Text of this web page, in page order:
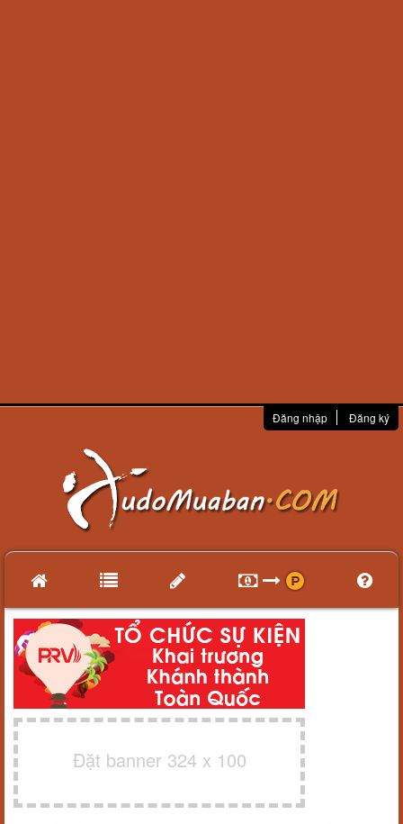
Đăng nhập Đăng ký
Đặt banner 324 x 100